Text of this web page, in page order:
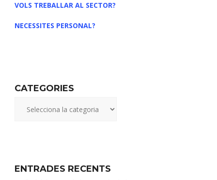
VOLS TREBALLAR AL SECTOR?
NECESSITES PERSONAL?
CATEGORIES
ENTRADES RECENTS